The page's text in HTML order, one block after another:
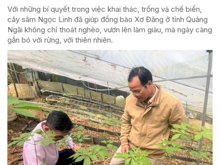
Với những bí quyết trong việc khai thác, trồng và chế biến,
cây sâm Ngọc Linh đã giúp đồng bào Xơ Đăng ở tỉnh Quảng
Ngãi không chỉ thoát nghèo, vươn lên làm giàu, mà ngày càng
gắn bó với rừng, với thiên nhiên.